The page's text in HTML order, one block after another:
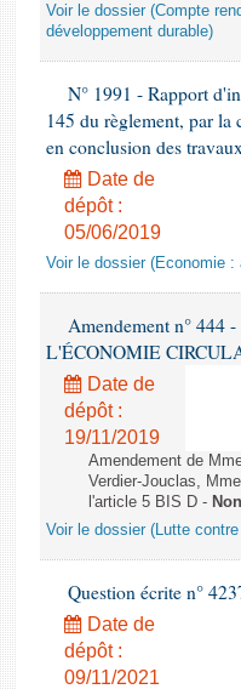
Voir le dossier (Compte
développement durable)
N° 1991 - Rapport
145 du règlement, par la
en conclusion des
Date de
dépôt :
05/06/2019
Voir le dossier (Economie
Amendement n°
L'ÉCONOMIE
Date de
dépôt :
19/11/2019
Amendement de
Verdier-Jouclas,
l'article 5 BIS D -
Voir le dossier (Lutte
Question écrite n°
Date de
dépôt :
09/11/2021